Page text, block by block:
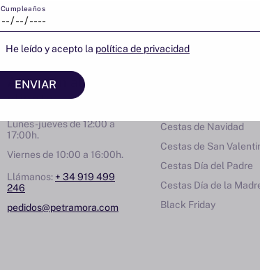
Atención al
cliente
Lunes-jueves de 12:00 a
17:00h.
Viernes de 10:00 a 16:00h.
Llámanos: + 34 919 499
246
pedidos@petramora.com
Cestas de Navidad
Cestas de San
Cestas Día del Padre
Cestas Día de la
Black Friday
Cumpleaños
He leído y acepto la política de privacidad
ENVIAR